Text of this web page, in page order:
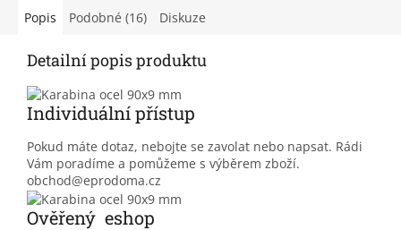
Popis Podobné (16) Diskuze
Detailní popis produktu
Individuální přístup
Pokud máte dotaz, nebojte se zavolat nebo napsat. Rádi
Vám poradíme a pomůžeme s výběrem zboží.
obchod@eprodoma.cz
Ověřený eshop